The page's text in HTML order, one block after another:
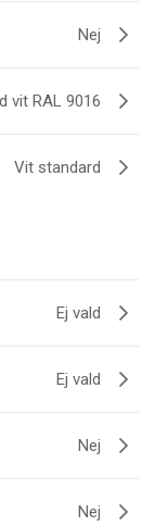
Nej
vit RAL 9016
Vit standard
Ej vald
Ej vald
Nej
Nej